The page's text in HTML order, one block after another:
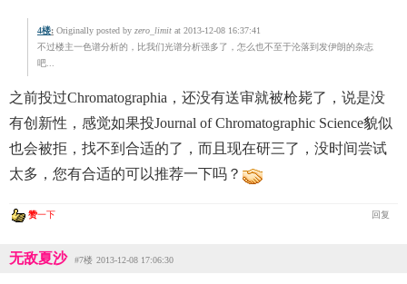
4楼: Originally posted by zero_limit at 2013-12-08 16:37:41
不过楼主一色谱分析的，比我们光谱分析强多了，怎么也不至于沦落到发伊朗的杂志
吧...
之前投过Chromatographia，还没有送审就被枪毙了，说是没
有创新性，感觉如果投Journal of Chromatographic Science貌似
也会被拒，找不到合适的了，而且现在研三了，没时间尝试
太多，您有合适的可以推荐一下吗？
赞一下 回复
无敌夏沙 #7楼 2013-12-08 17:06:30